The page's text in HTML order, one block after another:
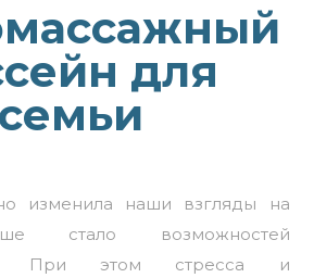
для
семьи
изменила наши взгляды на
стало возможностей
При этом стресса и